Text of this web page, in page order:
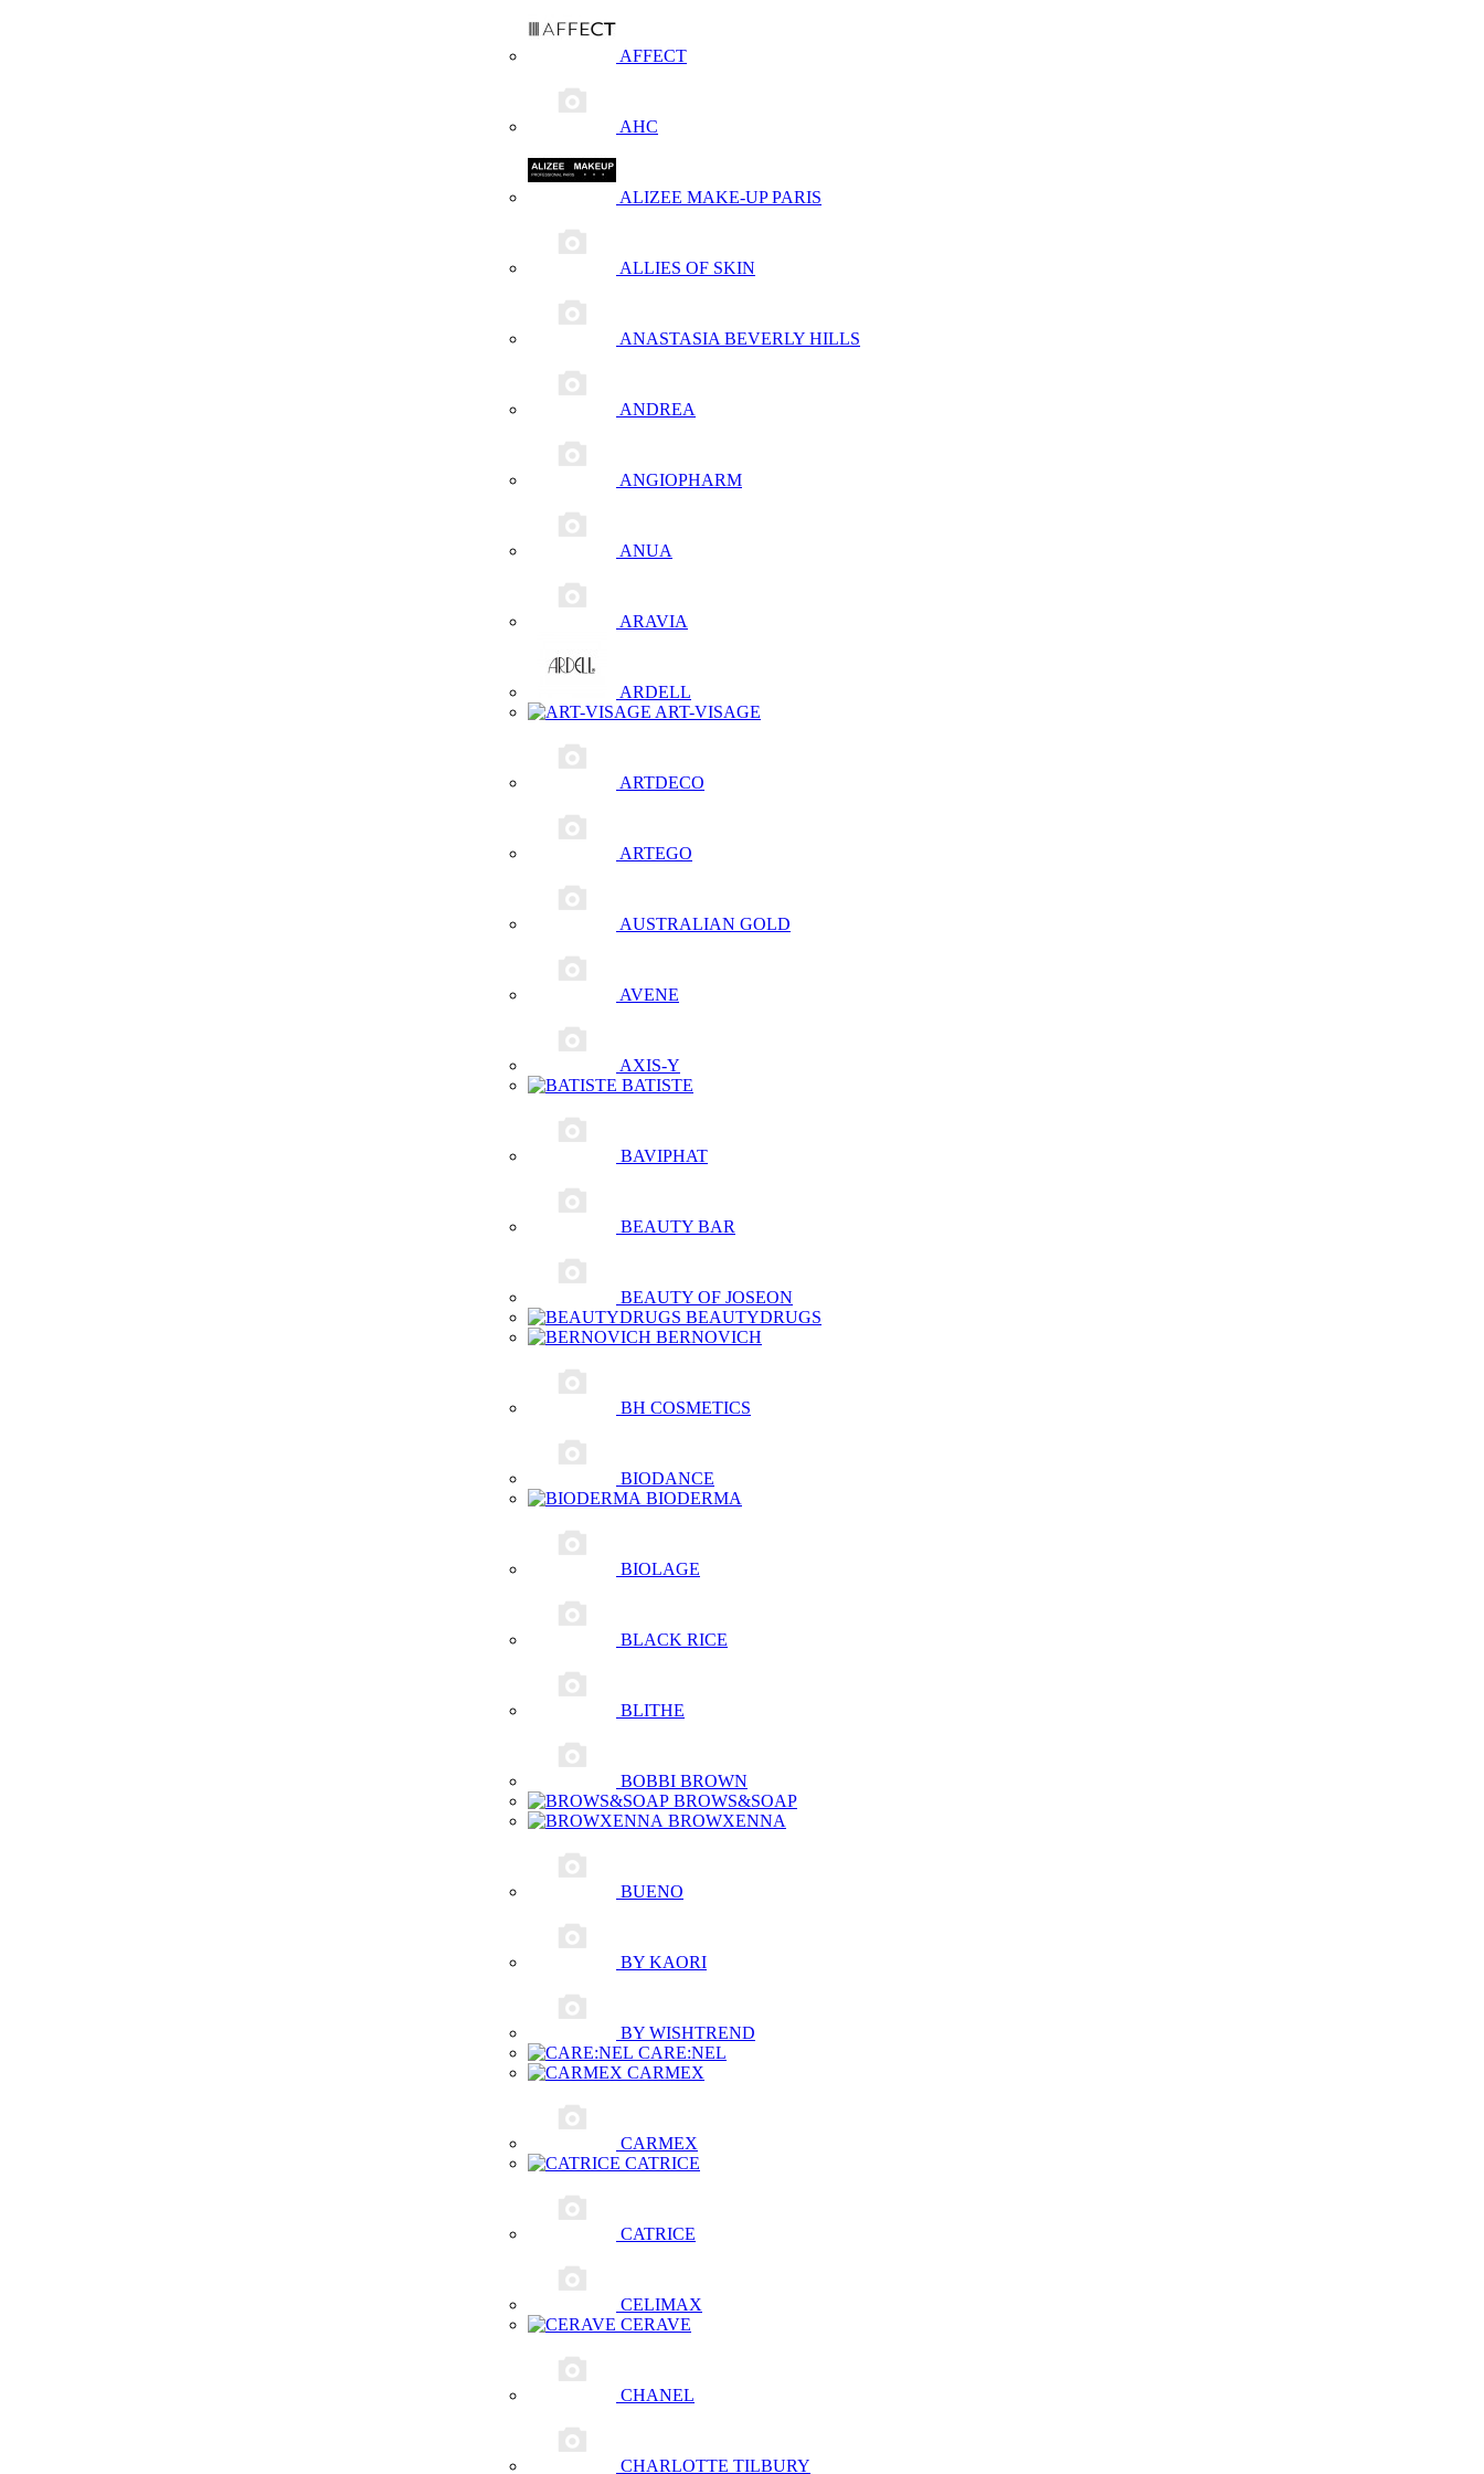
AFFECT
AHC
ALIZEE MAKE-UP PARIS
ALLIES OF SKIN
ANASTASIA BEVERLY HILLS
ANDREA
ANGIOPHARM
ANUA
ARAVIA
ARDELL
ART-VISAGE
ARTDECO
ARTEGO
AUSTRALIAN GOLD
AVENE
AXIS-Y
BATISTE
BAVIPHAT
BEAUTY BAR
BEAUTY OF JOSEON
BEAUTYDRUGS
BERNOVICH
BH COSMETICS
BIODANCE
BIODERMA
BIOLAGE
BLACK RICE
BLITHE
BOBBI BROWN
BROWS&SOAP
BROWXENNA
BUENO
BY KAORI
BY WISHTREND
CARE:NEL
CARMEX
CARMEX
CATRICE
CATRICE
CELIMAX
CERAVE
CHANEL
CHARLOTTE TILBURY